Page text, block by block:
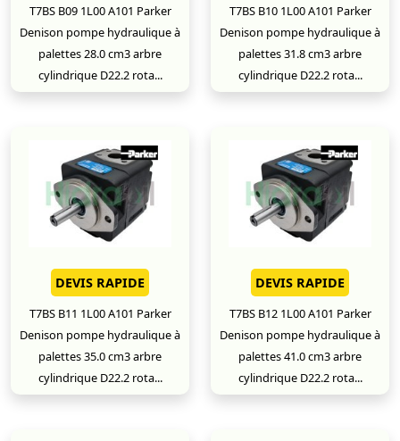
T7BS B09 1L00 A101 Parker
Denison pompe hydraulique à
palettes 28.0 cm3 arbre
cylindrique D22.2 rota...
T7BS B10 1L00 A101 Parker
Denison pompe hydraulique à
palettes 31.8 cm3 arbre
cylindrique D22.2 rota...
DEVIS RAPIDE
T7BS B11 1L00 A101 Parker
Denison pompe hydraulique à
palettes 35.0 cm3 arbre
cylindrique D22.2 rota...
DEVIS RAPIDE
T7BS B12 1L00 A101 Parker
Denison pompe hydraulique à
palettes 41.0 cm3 arbre
cylindrique D22.2 rota...